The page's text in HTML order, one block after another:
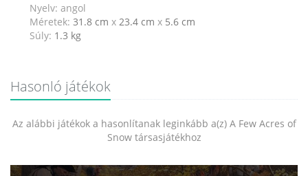
Nyelv: angol
Méretek: 31.8 cm x 23.4 cm x 5.6 cm
Súly: 1.3 kg
Hasonló játékok
Az alábbi játékok a hasonlítanak leginkább a(z) A Few Acres of
Snow társasjátékhoz